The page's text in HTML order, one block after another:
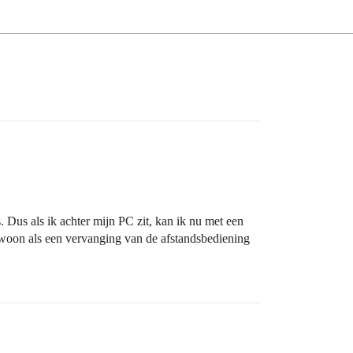
als ik achter mijn PC zit, kan ik nu met een
als een vervanging van de afstandsbediening